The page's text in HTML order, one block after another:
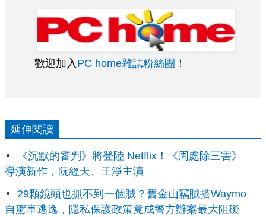
歡迎加入 PC home雜誌粉絲團 ！
延伸閱讀
《沉默的審判》將登陸 Netflix！《周處除三害》
導演新作，阮經天、王淨主演
29顆鏡頭也抓不到一個賊？舊金山竊賊搭Waymo
自駕車逃逸，隱私保護政策竟成警方辦案最大阻礙